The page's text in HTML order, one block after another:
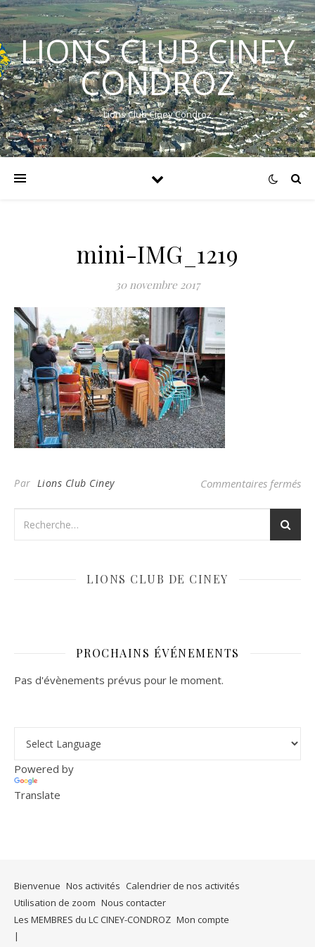
LIONS CLUB CINEY
CONDROZ
Lions Club Ciney Condroz
mini-IMG_1219
30 novembre 2017
Par Lions Club Ciney Commentaires fermés
LIONS CLUB DE CINEY
PROCHAINS ÉVÉNEMENTS
Pas d'évènements prévus pour le moment.
Powered by
Translate
Bienvenue Nos activités Calendrier de nos activités
Utilisation de zoom Nous contacter
Les MEMBRES du LC CINEY-CONDROZ Mon compte